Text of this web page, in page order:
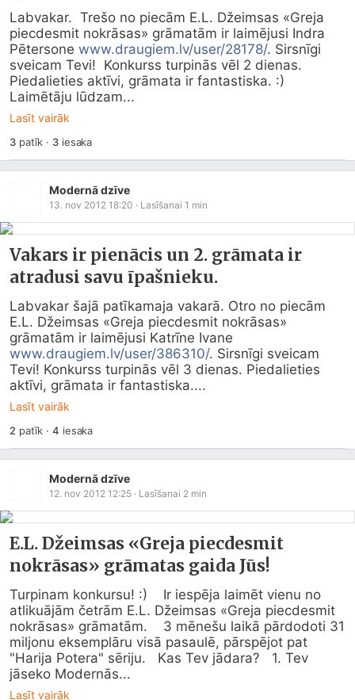
Labvakar.  Trešo no piecām E.L. Džeimsas «Greja
piecdesmit nokrāsas» grāmatām ir laimējusi Indra
Pētersone www.draugiem.lv/user/28178/. Sirsnīgi
sveicam Tevi!  Konkurss turpinās vēl 2 dienas.
Piedalieties aktīvi, grāmata ir fantastiska. :)
Laimētāju lūdzam...
Lasīt vairāk
3patīk · 3iesaka
Modernā dzīve
13. nov 2012 18:20 · Lasīšanai 1 min
Vakars ir pienācis un 2. grāmata ir
atradusi savu īpašnieku.
Labvakar šajā patīkamaja vakarā. Otro no piecām
E.L. Džeimsas «Greja piecdesmit nokrāsas»
www.draugiem.lv/user/386310/. Sirsnīgi sveicam
Tevi! Konkurss turpinās vēl 3 dienas. Piedalieties
aktīvi, grāmata ir fantastiska....
Lasīt vairāk
2 patīk ·4 iesaka
Modernā dzīve
12. nov 2012 12:25 · Lasīšanai 2 min
E.L. Džeimsas «Greja piecdesmit
nokrāsas» grāmatas gaida Jūs!
Turpinam konkursu! :)    Ir iespēja laimēt vienu no
atlikuājām četrām E.L. Džeimsas «Greja piecdesmit
nokrāsas» grāmatām.    3 mēnešu laikā pārdodoti 31
miljonu eksemplāru visā pasaulē, pārspējot pat
"Harija Potera" sēriju.   Kas Tev jādara?   1. Tev
jāseko Modernās...
Lasīt vairāk